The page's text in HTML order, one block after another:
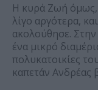
Η κυρά Ζωή όμως,
λίγο αργότερα,
ακολούθησε.
ένα μικρό
πολυκατοικίες
καπετάν Ανδρέας